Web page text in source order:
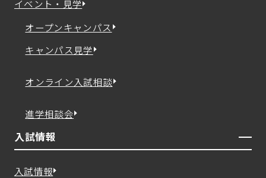
イベント・見学
オープンキャンパス
キャンパス見学
オンライン入試相談
進学相談会
入試情報
入試情報